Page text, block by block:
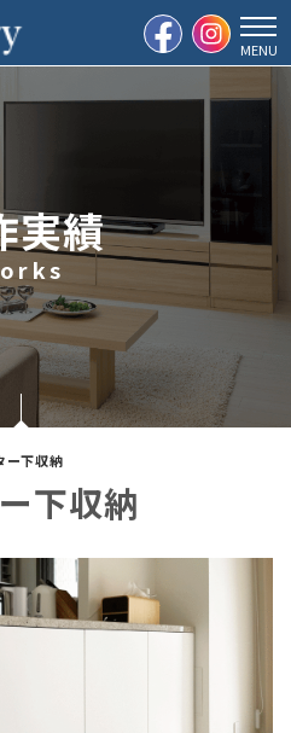
実績
ー下収納
下収納